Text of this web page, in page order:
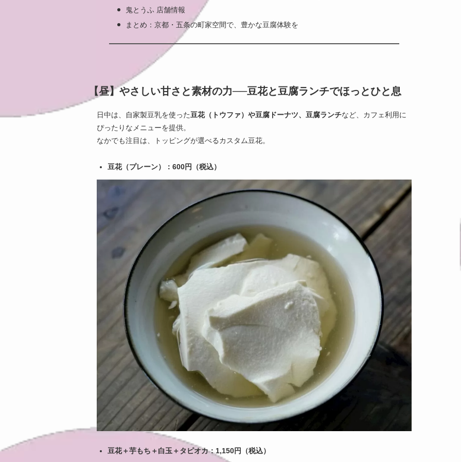
鬼とうふ 店舗情報
まとめ：京都・五条の町家空間で、豊かな豆腐体験を
【昼】やさしい甘さと素材の力──豆花と豆腐ランチでほっとひと息
日中は、自家製豆乳を使った豆花（トウファ）や豆腐ドーナツ、豆腐ランチなど、カフェ利用に
ぴったりなメニューを提供。
なかでも注目は、トッピングが選べるカスタム豆花。
豆花（プレーン）：600円（税込）
豆花＋芋もち＋白玉＋タピオカ：1,150円（税込）